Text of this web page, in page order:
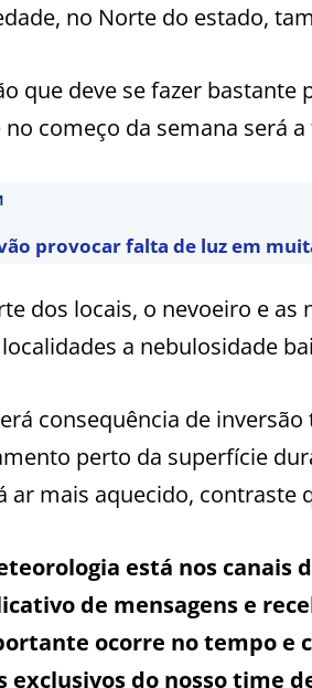
no Norte do estado,
que deve se fazer
no começo da semana será
provocar falta de luz em
dos locais, o nevoeiro e
a nebulosidade
consequência de
perto da superfície
ar mais aquecido, contraste
está nos canais
de mensagens e
ocorre no tempo e
exclusivos do nosso time